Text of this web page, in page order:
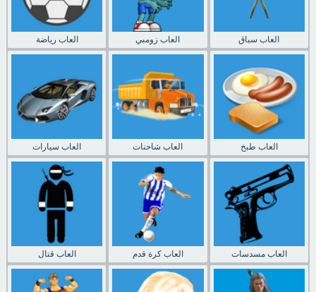
العاب رياضة العاب زومبي العاب سباق
العاب سيارات العاب شاحنات العاب طبخ
العاب قتال العاب كرة قدم العاب مسدسات